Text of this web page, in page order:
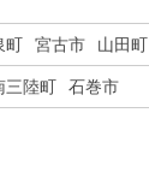
町 宮古市 山田町
三陸町 石巻市